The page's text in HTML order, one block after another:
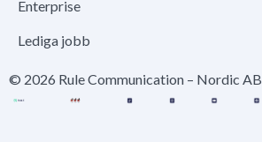
Enterprise
Lediga jobb
© 2026 Rule Communication – Nordic AB